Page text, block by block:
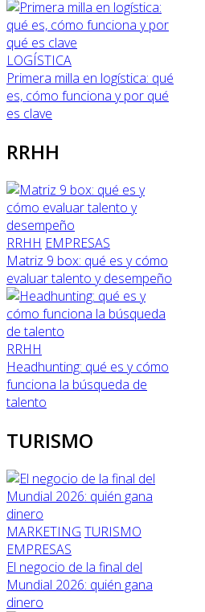
LOGÍSTICA
Primera milla en logística: qué
es, cómo funciona y por qué
es clave
RRHH
RRHH EMPRESAS
Matriz 9 box: qué es y cómo
evaluar talento y desempeño
RRHH
Headhunting: qué es y cómo
funciona la búsqueda de
talento
TURISMO
MARKETING TURISMO
EMPRESAS
El negocio de la final del
Mundial 2026: quién gana
dinero